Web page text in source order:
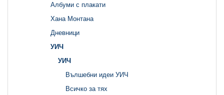
Албуми с плакати
Хана Монтана
Дневници
УИЧ
УИЧ
Вълшебни идеи УИЧ
Всичко за тях